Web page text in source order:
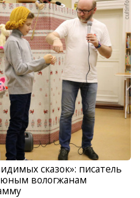
сказок»: писатель
вологжанам